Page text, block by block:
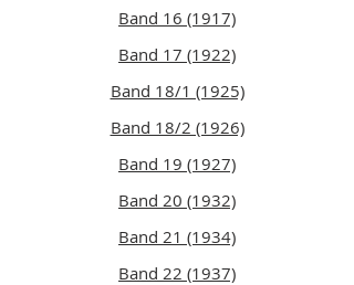
Band 16 (1917)
Band 17 (1922)
Band 18/1 (1925)
Band 18/2 (1926)
Band 19 (1927)
Band 20 (1932)
Band 21 (1934)
Band 22 (1937)